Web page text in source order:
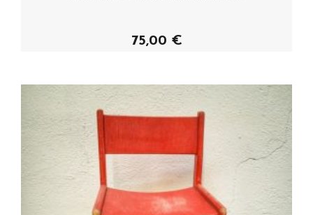
Acheter
75,00 €